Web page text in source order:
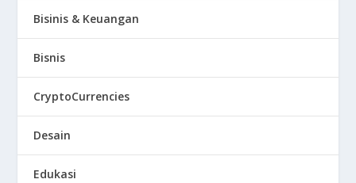
Bisinis & Keuangan
Bisnis
CryptoCurrencies
Desain
Edukasi